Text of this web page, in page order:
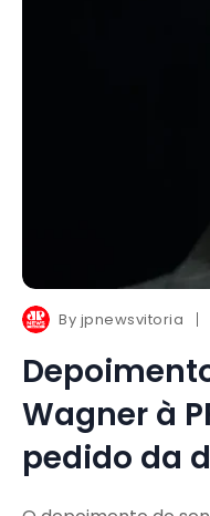
By jpnewsvitoria
Wagner à
pedido da